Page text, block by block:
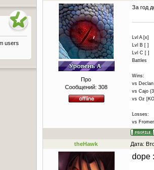
Про
Сообщений: 308
За год
Lvl A [x]
Lvl B [ ]
Lvl C [ ]
Battles
Wins:
vs
vs Cajo
vs Oz
Losses:
vs
theHawk Дата:
dope
users